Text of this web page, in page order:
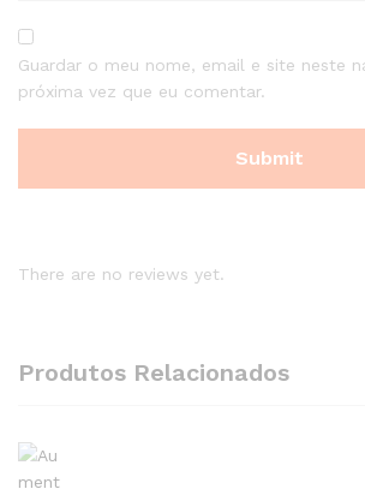
Guardar o meu nome, email e site neste
próxima vez que eu comentar.
There are no reviews yet.
Produtos Relacionados